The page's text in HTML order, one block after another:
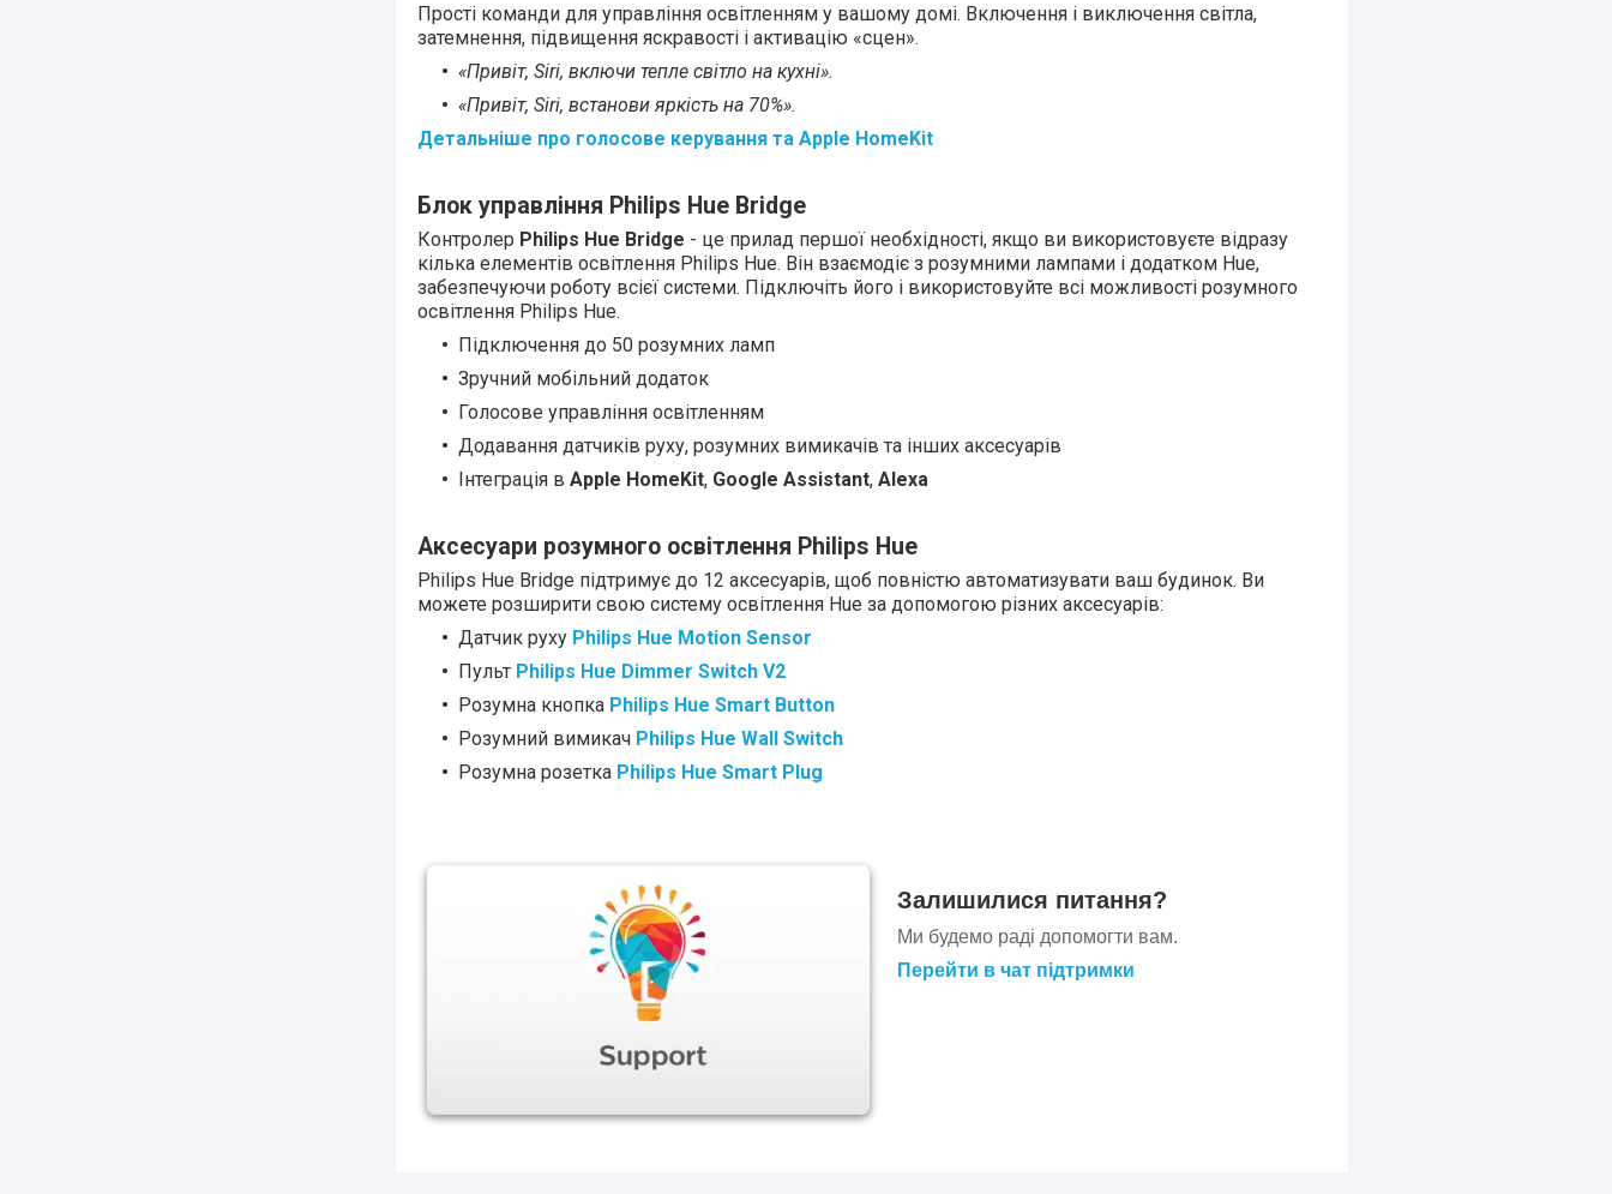
Прості команди для управління освітленням у вашому домі. Включення і виключення світла,
затемнення, підвищення яскравості і активацію «сцен».
«Привіт, Siri, включи тепле світло на кухні».
«Привіт, Siri, встанови яркість на 70%».
Детальніше про голосове керування та Apple HomeKit
Блок управління Philips Hue Bridge
Контролер Philips Hue Bridge - це прилад першої необхідності, якщо ви використовуєте відразу
кілька елементів освітлення Philips Hue. Він взаємодіє з розумними лампами і додатком Hue,
забезпечуючи роботу всієї системи. Підключіть його і використовуйте всі можливості розумного
освітлення Philips Hue.
Підключення до 50 розумних ламп
Зручний мобільний додаток
Голосове управління освітленням
Додавання датчиків руху, розумних вимикачів та інших аксесуарів
Інтеграція в Apple HomeKit, Google Assistant, Alexa
Аксесуари розумного освітлення Philips Hue
Philips Hue Bridge підтримує до 12 аксесуарів, щоб повністю автоматизувати ваш будинок. Ви
можете розширити свою систему освітлення Hue за допомогою різних аксесуарів:
Датчик руху Philips Hue Motion Sensor
Пульт Philips Hue Dimmer Switch V2
Розумна кнопка Philips Hue Smart Button
Розумний вимикач Philips Hue Wall Switch
Розумна розетка Philips Hue Smart Plug
Залишилися питання?
Ми будемо раді допомогти вам.
Перейти в чат підтримки